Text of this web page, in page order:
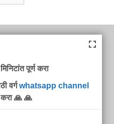
पूर्ण करा
वर्गwhatsapp channel
🙏 🙏